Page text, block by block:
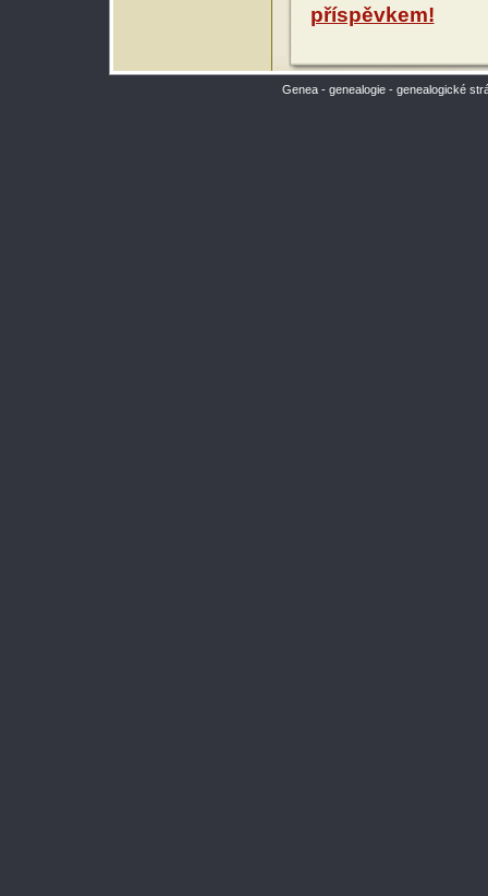
příspěvkem!
Genea - genealogie - genealogické